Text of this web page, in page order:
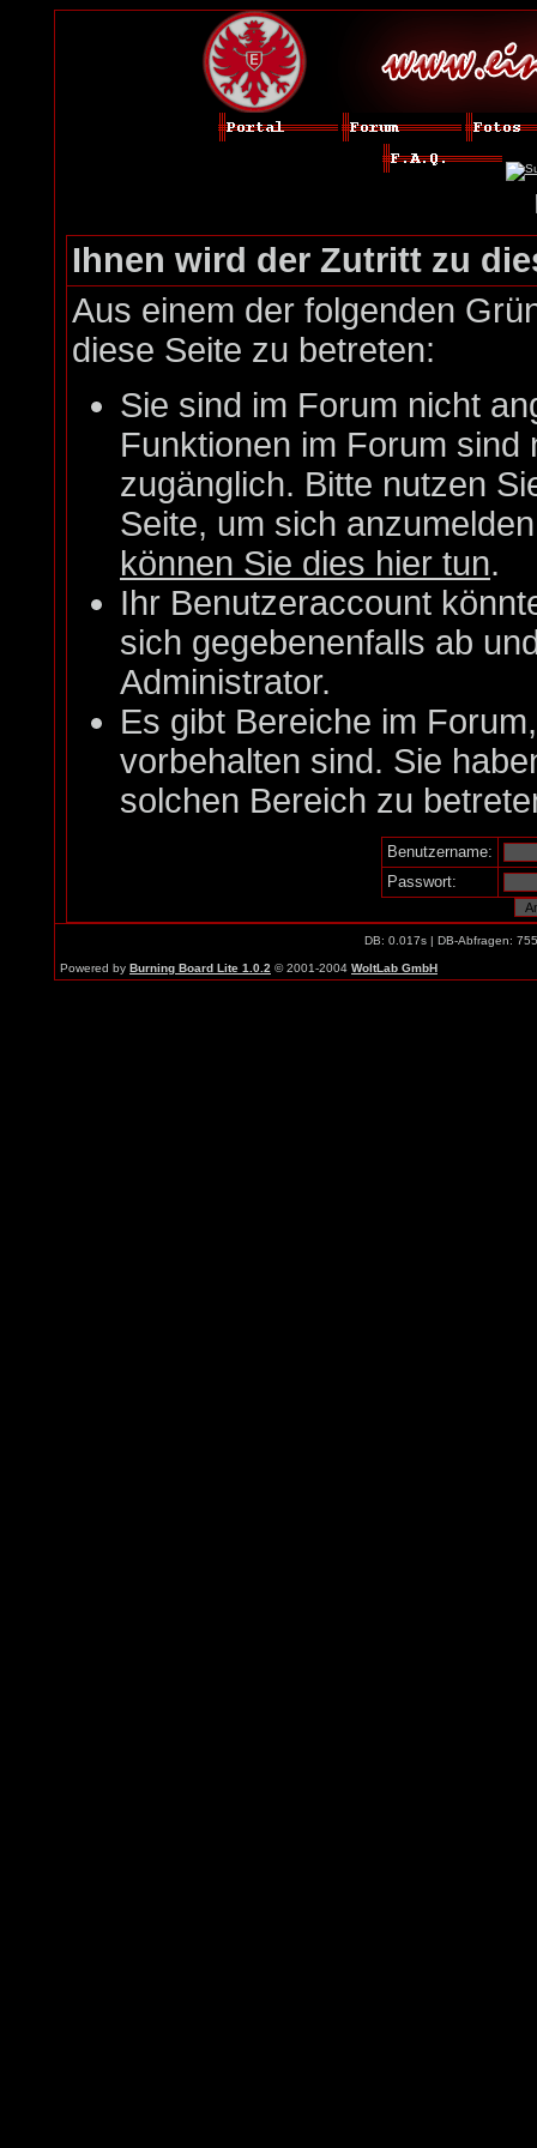
Ihnen wird der Zutritt zu
Aus einem der folgenden
diese Seite zu betreten:
Sie sind im Forum nicht
Funktionen im Forum
zugänglich. Bitte nutzen
Seite, um sich
können Sie dies hier tun.
Ihr Benutzeraccount
sich gegebenenfalls ab
Administrator.
Es gibt Bereiche im
vorbehalten sind. Sie
solchen Bereich zu
Benutzername:
Passwort:
DB: 0.017s | DB-Abfragen:
Powered by Burning Board Lite 1.0.2 © 2001-2004 WoltLab GmbH